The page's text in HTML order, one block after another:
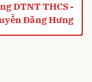
DTNT THCS -
Đăng Hưng